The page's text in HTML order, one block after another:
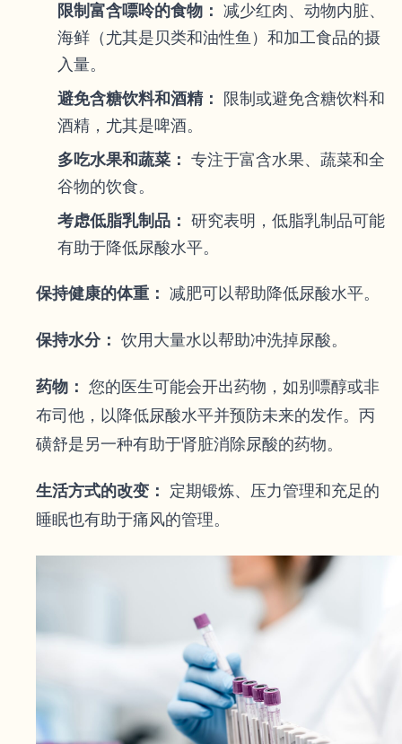
限制富含嘌呤的食物： 减少红肉、动物内脏、
海鲜（尤其是贝类和油性鱼）和加工食品的摄
入量。
避免含糖饮料和酒精：
限制或避免含糖饮料和
酒精，尤其是啤酒。
多吃水果和蔬菜： 专注于富含水果、蔬菜和全
谷物的饮食。
考虑低脂乳制品： 研究表明，低脂乳制品可能
有助于降低尿酸水平。
保持健康的体重： 减肥可以帮助降低尿酸水平。
保持水分： 饮用大量水以帮助冲洗掉尿酸。
药物： 您的医生可能会开出药物，如别嘌醇或非
布司他，以降低尿酸水平并预防未来的发作。丙
磺舒是另一种有助于肾脏消除尿酸的药物。
生活方式的改变：
定期锻炼、压力管理和充足的
睡眠也有助于痛风的管理。